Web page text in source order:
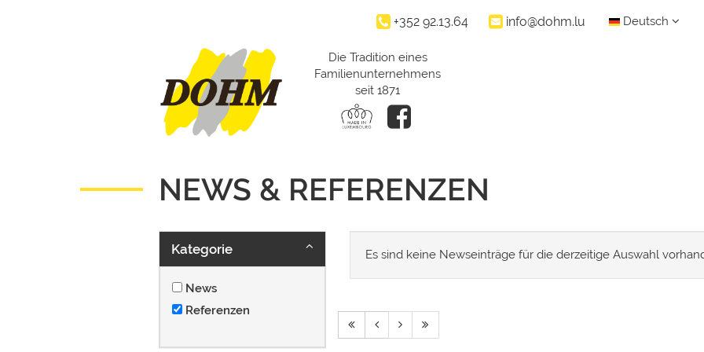
+352 92.13.64 info@dohm.lu Deutsch
Die Tradition eines
Familienunternehmens
seit 1871
NEWS & REFERENZEN
Kategorie
News
Referenzen
Es sind keine Newseinträge für die derzeitige Auswahl